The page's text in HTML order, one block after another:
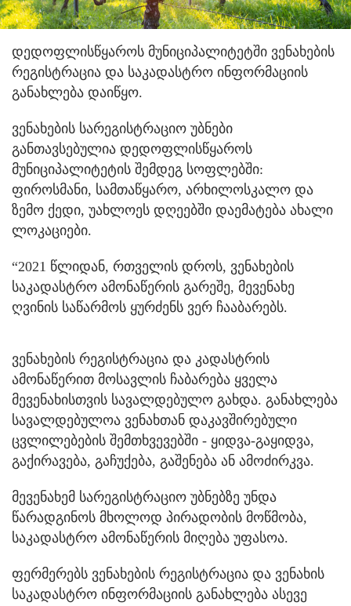
დედოფლისწყაროს მუნიციპალიტეტში ვენახების
რეგისტრაცია და საკადასტრო ინფორმაციის
განახლება დაიწყო.
ვენახების სარეგისტრაციო უბნები
განთავსებულია დედოფლისწყაროს
მუნიციპალიტეტის შემდეგ სოფლებში:
ფიროსმანი, სამთაწყარო, არხილოსკალო და
ზემო ქედი, უახლოეს დღეებში დაემატება ახალი
ლოკაციები.
“2021 წლიდან, რთველის დროს, ვენახების
საკადასტრო ამონაწერის გარეშე, მევენახე
ღვინის საწარმოს ყურძენს ვერ ჩააბარებს.
ვენახების რეგისტრაცია და კადასტრის
ამონაწერით მოსავლის ჩაბარება ყველა
მევენახისთვის სავალდებულო გახდა. განახლება
სავალდებულოა ვენახთან დაკავშირებული
ცვლილებების შემთხვევებში - ყიდვა-გაყიდვა,
გაქირავება, გაჩუქება, გაშენება ან ამოძირკვა.
მევენახემ სარეგისტრაციო უბნებზე უნდა
წარადგინოს მხოლოდ პირადობის მოწმობა,
საკადასტრო ამონაწერის მიღება უფასოა.
ფერმერებს ვენახების რეგისტრაცია და ვენახის
საკადასტრო ინფორმაციის განახლება ასევე